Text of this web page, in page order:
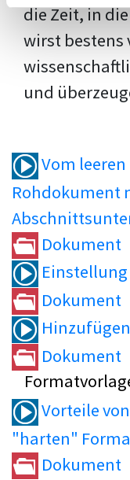
die Zeit, in
wirst bestens
und
Vom
Rohdokument
Dokument
Dokument
Dokument
Vorteile
"harten"
Dokument